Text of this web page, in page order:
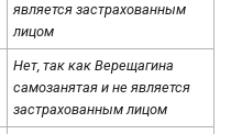
является застрахованным
лицом
Нет, так как Верещагина
самозанятая и не является
застрахованным лицом